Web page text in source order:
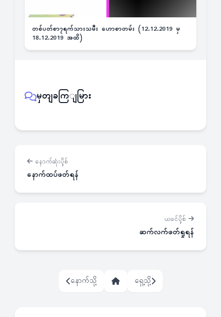
တစ်ပတ်စာ၇ရက်သားသမီး ဟောစာတမ်း (12.12.2019 မှ
18.12.2019 အထိ)
မှတျခကြျမြား
နောက်ဆုံးပို့စ်
နောက်ထပ်ဖတ်ရန်
ယခင်ပို့စ်
ဆက်လက်ဖတ်ရှုရန်
နောက်သို့ ရှေ့သို့